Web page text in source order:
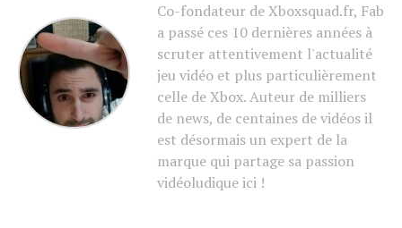
Co-fondateur de Xboxsquad.fr, Fab
a passé ces 10 dernières années à
scruter attentivement l'actualité
jeu vidéo et plus particulièrement
celle de Xbox. Auteur de milliers
de news, de centaines de vidéos il
est désormais un expert de la
marque qui partage sa passion
vidéoludique ici !